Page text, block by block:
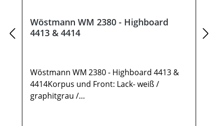
Wöstmann WM 2380 - Highboard
4413 & 4414
Wöstmann WM 2380 - Highboard 4413 &
4414Korpus und Front: Lack- weiß /
graphitgrau /